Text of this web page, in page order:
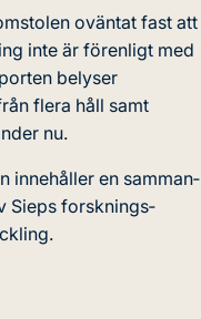
oväntat fast att
inte är förenligt med
belyser
flera håll samt
nu.
innehåller en samman­
Sieps forsknings­